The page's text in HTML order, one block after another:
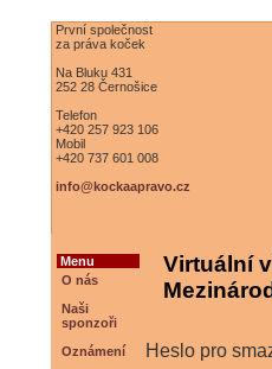
První společnost
za práva koček
Na Bluku 431
252 28 Černošice
Telefon
+420 257 923 106
Mobil
+420 737 601 008
info@kockaapravo.cz
Menu
O nás
Naši
sponzoři
Oznámení
Virtuální
Heslo pro